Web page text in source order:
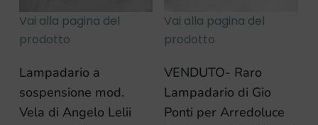
Vai alla pagina del
prodotto
Lampadario a
sospensione mod.
Vela di Angelo Lelii
Vai alla pagina del
prodotto
VENDUTO- Raro
Lampadario di Gio
Ponti per Arredoluce